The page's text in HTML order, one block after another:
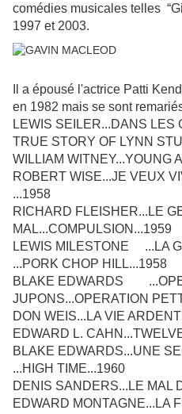
comédies musicales telles
1997 et 2003.
Il a épousé l'actrice Patti
en 1982 mais se sont
LEWIS SEILER...DANS
TRUE STORY OF LYNN
WILLIAM WITNEY...YOUNG
ROBERT WISE...JE VEUX
...1958
RICHARD FLEISHER...LE
MAL...COMPULSION...1959
LEWIS MILESTONE ...LA
...PORK CHOP HILL...1958
BLAKE EDWARDS
JUPONS...OPERATION
DON WEIS...LA VIE
EDWARD L.
BLAKE EDWARDS...UNE
...HIGH TIME...1960
DENIS SANDERS...LE MAL
EDWARD MONTAGNE...LA